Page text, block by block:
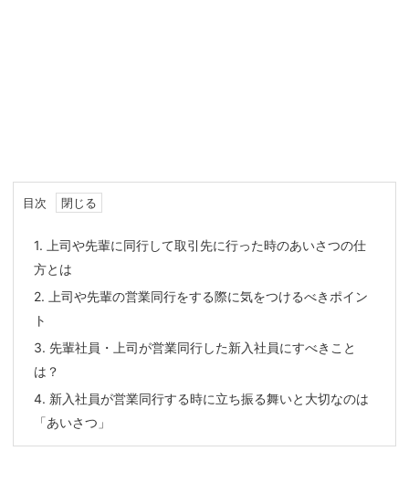
目次
1. 上司や先輩に同行して取引先に行った時のあいさつの仕
方とは
2. 上司や先輩の営業同行をする際に気をつけるべきポイン
ト
3. 先輩社員・上司が営業同行した新入社員にすべきこと
は？
4. 新入社員が営業同行する時に立ち振る舞いと大切なのは
「あいさつ」